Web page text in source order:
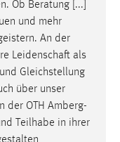
und mehr
An der
Leidenschaft als
Gleichstellung
über unser
der OTH Amberg-
Teilhabe in ihrer